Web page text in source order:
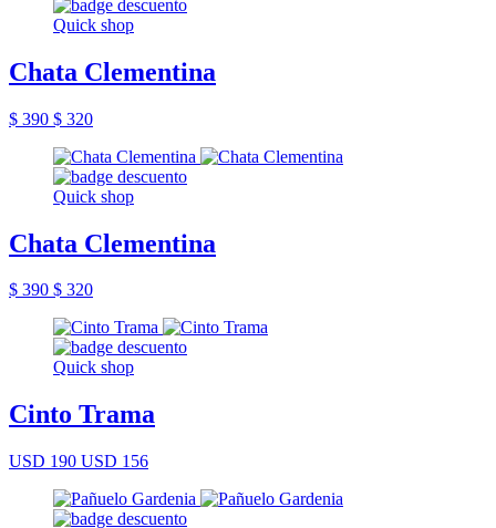
Quick shop
Chata Clementina
$ 390 $ 320
Quick shop
Chata Clementina
$ 390 $ 320
Quick shop
Cinto Trama
USD 190 USD 156